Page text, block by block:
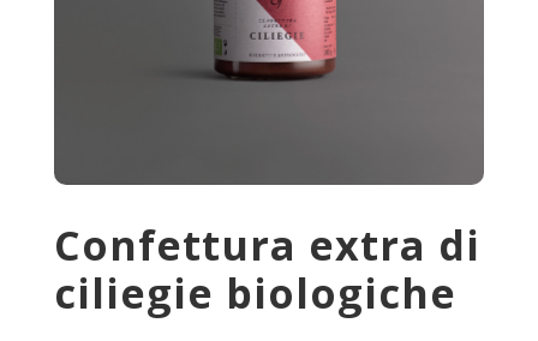
Confettura extra di
ciliegie biologiche